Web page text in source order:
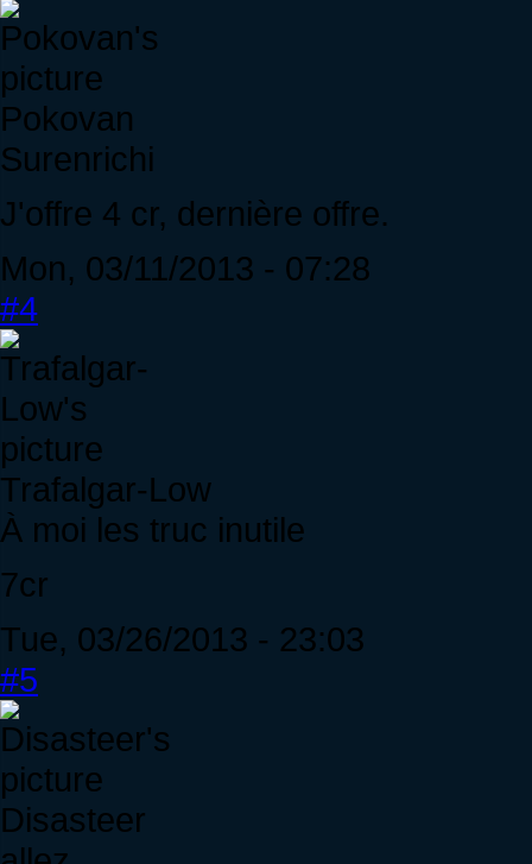
Pokovan
Surenrichi
J'offre 4 cr, dernière offre.
Mon, 03/11/2013 - 07:28
#4
Trafalgar-Low
À moi les truc inutile
7cr
Tue, 03/26/2013 - 23:03
#5
Disasteer